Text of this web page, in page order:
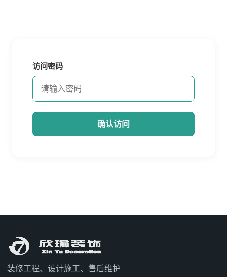
访问密码
确认访问
装修工程、设计施工、售后维护